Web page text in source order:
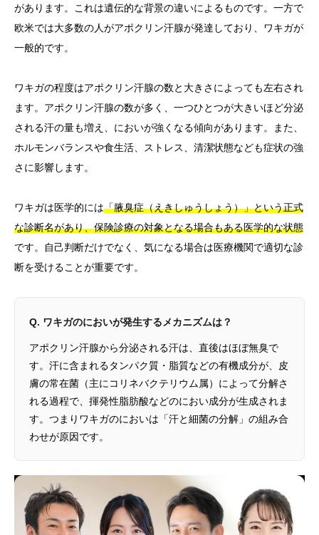
があります。これは遺伝的な背景の違いによるものです。一方で
欧米では大多数の人がアポクリン汗腺が発達しており、ワキガが
一般的です。
ワキガの程度はアポクリン汗腺の数と大きさによっても左右され
ます。アポクリン汗腺の数が多く、一つひとつが大きいほど分泌
される汗の量も増え、においが強くなる傾向があります。また、
ホルモンバランスや食生活、ストレス、清潔状態なども症状の強
さに影響します。
ワキガは医学的には「腋臭症（えきしゅうしょう）」という正式
な診断名があり、保険診療の対象となる場合もある医学的な状態
です。自己判断だけでなく、気になる場合は医療機関で適切な診
断を受けることが重要です。
Q. ワキガのにおいが発生するメカニズムは？
アポクリン汗腺から分泌される汗は、直後はほぼ無臭で
す。汗に含まれるタンパク質・脂質などの有機成分が、皮
膚の常在菌（主にコリネバクテリウム属）によって分解さ
れる過程で、揮発性脂肪酸などのにおい成分が生成されま
す。つまりワキガのにおいは「汗と細菌の分解」の組み合
わせが原因です。